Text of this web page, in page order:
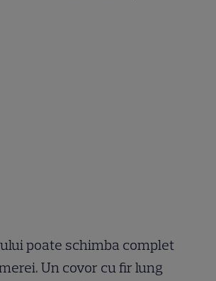
poate schimba complet
Un covor cu fir lung